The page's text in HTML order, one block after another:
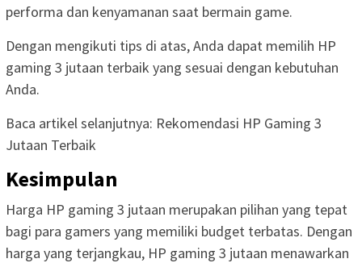
performa dan kenyamanan saat bermain game.
Dengan mengikuti tips di atas, Anda dapat memilih HP
gaming 3 jutaan terbaik yang sesuai dengan kebutuhan
Anda.
Baca artikel selanjutnya: Rekomendasi HP Gaming 3
Jutaan Terbaik
Kesimpulan
Harga HP gaming 3 jutaan merupakan pilihan yang tepat
bagi para gamers yang memiliki budget terbatas. Dengan
harga yang terjangkau, HP gaming 3 jutaan menawarkan